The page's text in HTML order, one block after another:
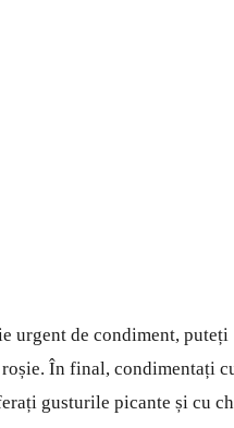
urgent de condiment, puteți
În final, condimentați
gusturile picante și cu